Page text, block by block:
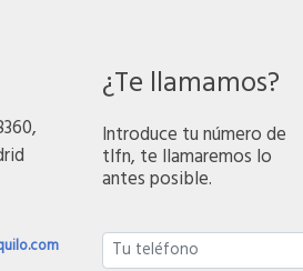
¿Te llamamos?
Introduce tu número de
tlfn, te llamaremos lo
antes posible.